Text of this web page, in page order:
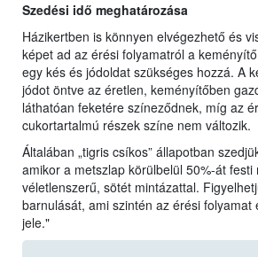
Szedési idő meghatározása
Házikertben is könnyen elvégezhető és
képet ad az érési folyamatról a
egy kés és jódoldat szükséges hozzá. A
jódot öntve az éretlen, keményítőben
láthatóan feketére színeződnek, míg az
cukortartalmú részek színe nem változik.
Általában „tigris csíkos” állapotban
amikor a metszlap körülbelül 50%-át festi
véletlenszerű, sötét mintázattal.
barnulását, ami szintén az érési folyamat
jele."